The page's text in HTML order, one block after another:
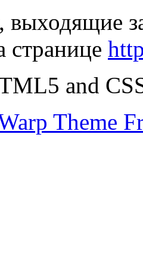
выходящие
странице
and
Theme